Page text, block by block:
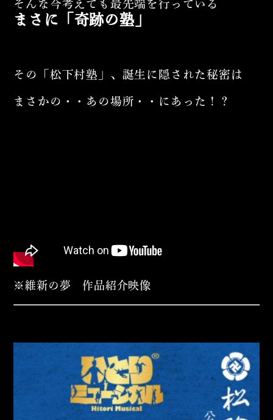
そんな今考えても最先端を行っている
まさに「奇跡の塾」
その「松下村塾」、誕生に隠された秘密は
まさかの・・あの場所・・にあった！？
※維新の夢 作品紹介映像